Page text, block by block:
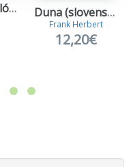
Kozmická trilógia Duna (slovenský jazyk) kniha
Frank Herbert
12,20€